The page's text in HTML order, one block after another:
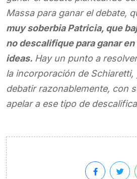
Massa para ganar el debate,
muy soberbia Patricia, que
no descalifique para ganar
ideas. Hay un punto a
la incorporación de Schiaretti,
debatir razonablemente, con
apelar a ese tipo de